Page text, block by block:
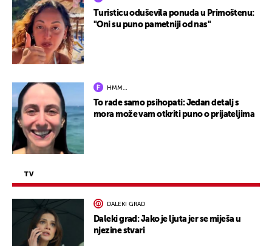
Turisticu oduševila ponuda u Primoštenu:
"Oni su puno pametniji od nas"
HMM…
To rade samo psihopati: Jedan detalj s
mora može vam otkriti puno o prijateljima
TV
DALEKI GRAD
Daleki grad: Jako je ljuta jer se miješa u
njezine stvari